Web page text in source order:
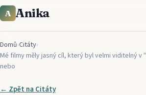
A Anika
Domů›Citáty›
Mé filmy měly jasný cíl, který byl velmi viditelný v
nebo
← Zpět na Citáty